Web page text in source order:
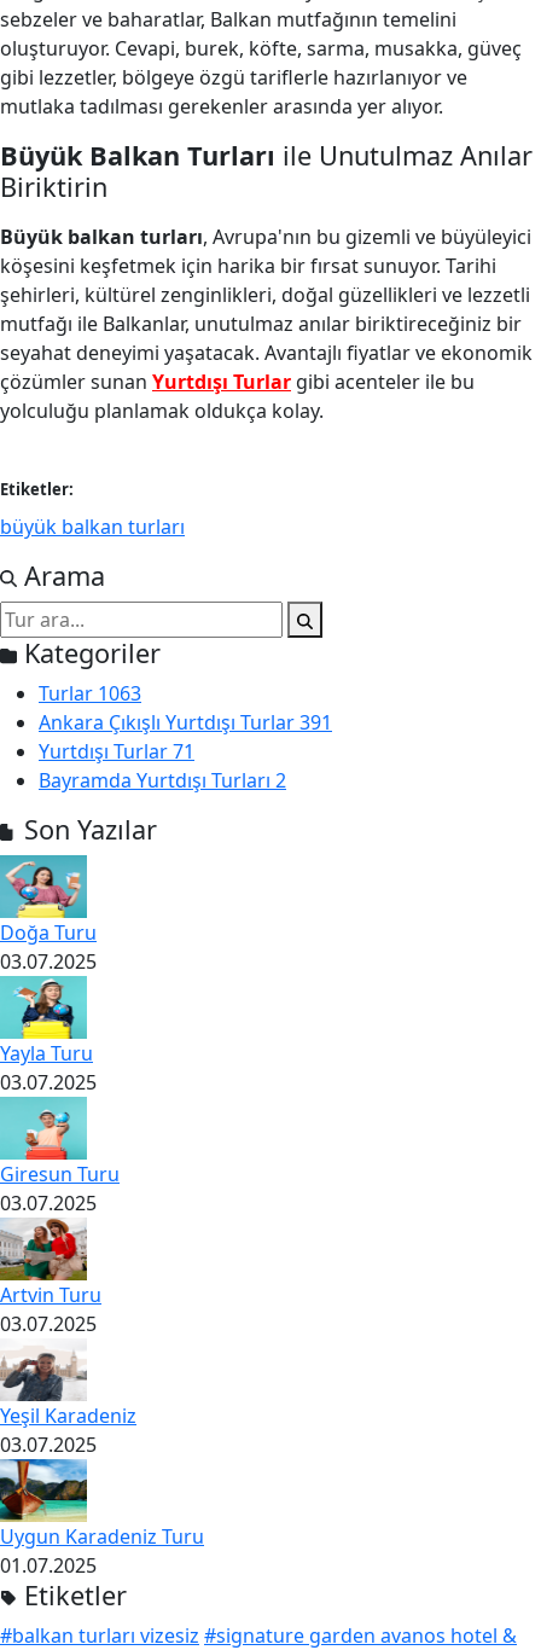
sebzeler ve baharatlar, Balkan mutfağının temelini
oluşturuyor. Cevapi, burek, köfte, sarma, musakka, güveç
gibi lezzetler, bölgeye özgü tariflerle hazırlanıyor ve
mutlaka tadılması gerekenler arasında yer alıyor.
Büyük Balkan Turları ile Unutulmaz Anılar
Biriktirin
Büyük balkan turları, Avrupa'nın bu gizemli ve büyüleyici
köşesini keşfetmek için harika bir fırsat sunuyor. Tarihi
şehirleri, kültürel zenginlikleri, doğal güzellikleri ve lezzetli
mutfağı ile Balkanlar, unutulmaz anılar biriktireceğiniz bir
seyahat deneyimi yaşatacak. Avantajlı fiyatlar ve ekonomik
çözümler sunan Yurtdışı Turlar gibi acenteler ile bu
yolculuğu planlamak oldukça kolay.
Etiketler:
büyük balkan turları
Arama
Kategoriler
Turlar 1063
Ankara Çıkışlı Yurtdışı Turlar391
Yurtdışı Turlar71
Bayramda Yurtdışı Turları 2
Son Yazılar
Doğa Turu
03.07.2025
Yayla Turu
03.07.2025
Giresun Turu
03.07.2025
Artvin Turu
03.07.2025
Yeşil Karadeniz
03.07.2025
Uygun Karadeniz Turu
01.07.2025
Etiketler
#balkan turları vizesiz #signature garden avanos hotel &